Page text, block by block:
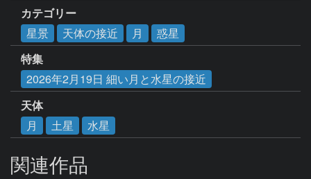
カテゴリー
星景
天体の接近 月
惑星
特集
2026年2月19日 細い月と水星の接近
天体
月
土星 水星
関連作品